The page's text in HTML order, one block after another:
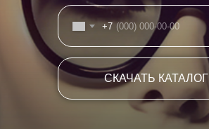
+7
СКАЧАТЬ КАТАЛОГ